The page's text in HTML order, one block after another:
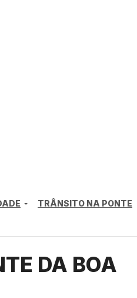
TRÂNSITO NA PONTE
DA BOA